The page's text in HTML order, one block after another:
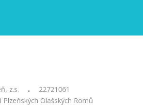
z.s. •
22721061
Plzeňských Olašských Romů